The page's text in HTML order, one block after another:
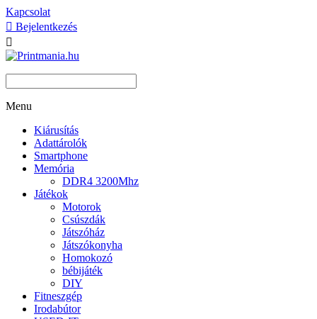
Kapcsolat
 Bejelentkezés

Menu
Kiárusítás
Adattárolók
Smartphone
Memória
DDR4 3200Mhz
Játékok
Motorok
Csúszdák
Játszóház
Játszókonyha
Homokozó
bébijáték
DIY
Fitneszgép
Irodabútor